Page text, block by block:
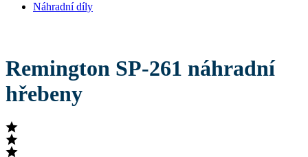
Náhradní díly
Remington SP-261 náhradní
hřebeny